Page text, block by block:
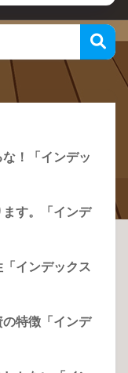
！「インデッ
す。「インデ
インデックス
特徴「インデ